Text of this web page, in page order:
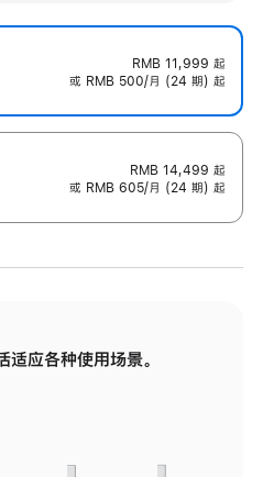
RMB 11,999 起
或 RMB 500/月 (24 期) 起
RMB 14,499 起
或 RMB 605/月 (24 期) 起
适应各种使用场景。